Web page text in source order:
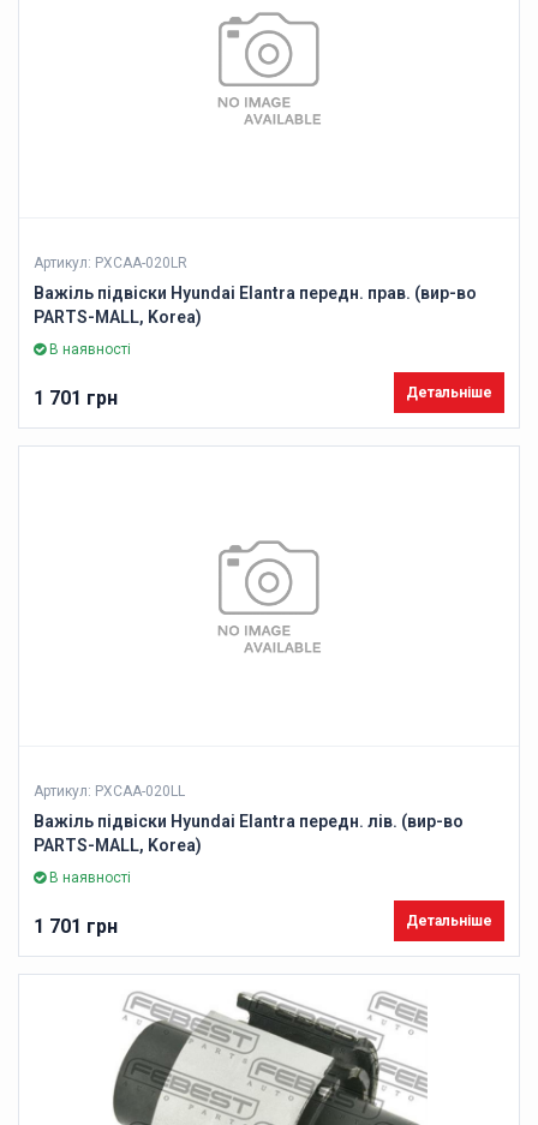
Артикул: PXCAA-020LR
Важіль підвіски Hyundai Elantra передн. прав. (вир-во
PARTS-MALL, Korea)
В наявності
1 701 грн Детальніше
Артикул: PXCAA-020LL
Важіль підвіски Hyundai Elantra передн. лів. (вир-во
PARTS-MALL, Korea)
В наявності
1 701 грн Детальніше